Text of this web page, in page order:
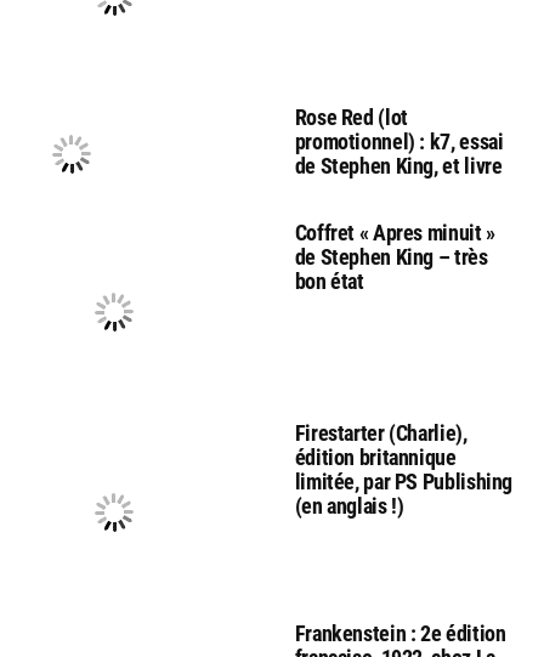
Rose Red (lot
promotionnel) : k7, essai
de Stephen King, et livre
Coffret « Apres minuit »
de Stephen King – très
bon état
Firestarter (Charlie),
édition britannique
limitée, par PS Publishing
(en anglais !)
Frankenstein : 2e édition